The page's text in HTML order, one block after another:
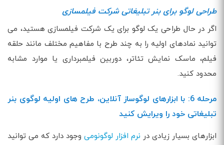
طراحی لوگو برای بنر تبلیغاتی شرکت فیلمسازی
اگر در حال طراحی یک لوگو برای یک شرکت فیلمسازی هستید، می
توانید نمادهای اولیه را به چند طرح با مفاهیم مختلف مانند حلقه
فیلم، ماسک نمایش تئاتر، دوربین فیلمبرداری یا موارد مشابه
محدود کنید.
مرحله 6: با ابزارهای لوگوساز آنلاین، طرح های اولیه لوگوی بنر
تبلیغاتی خود را ویرایش کنید
ابزارهای بسیار زیادی در نرم افزار لوگونومی وجود دارد که می توانید